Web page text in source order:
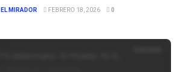
EL MIRADOR FEBRERO 18, 2026 0